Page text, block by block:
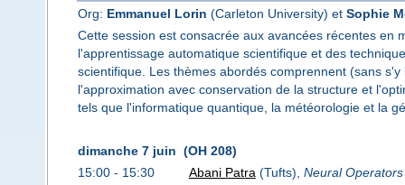
Org: Emmanuel Lorin (Carleton University) et Sophie
Cette session est consacrée aux avancées récentes
l'apprentissage automatique scientifique et des
scientifique. Les thèmes abordés comprennent (sans
l'approximation avec conservation de la structure et
tels que l'informatique quantique, la météorologie et la
dimanche 7 juin (OH 208)
15:00 - 15:30
Abani Patra (Tufts), Neural